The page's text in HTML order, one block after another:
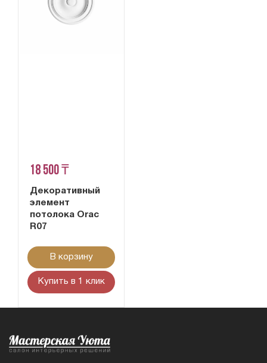
18 500 ₸
Декоративный
элемент
потолока Orac
R07
В корзину
Купить в 1 клик